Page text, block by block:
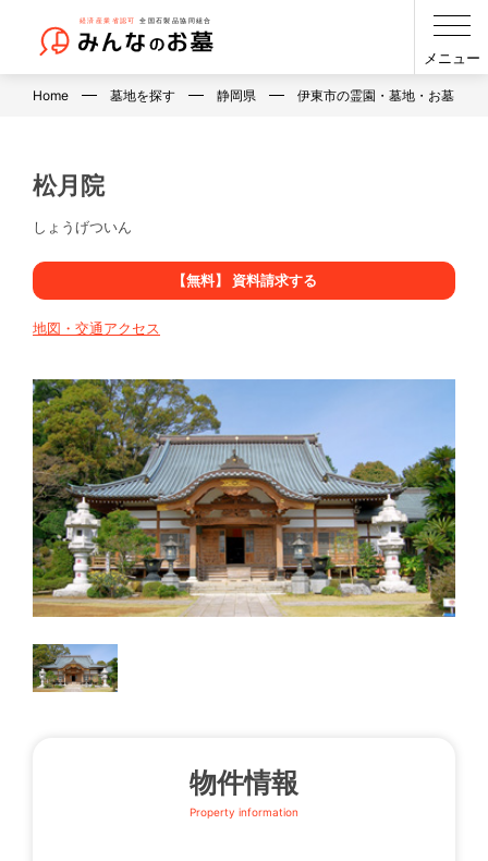
メニュー
Home 墓地を探す 静岡県 伊東市の霊園・墓地・お墓
松月院
しょうげついん
【無料】 資料請求する
地図・交通アクセス
物件情報
Property information